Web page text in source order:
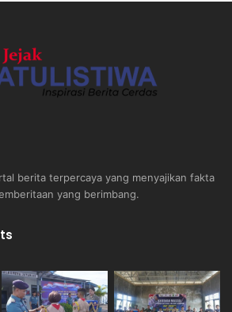
berita terpercaya yang menyajikan fakta
yang berimbang.